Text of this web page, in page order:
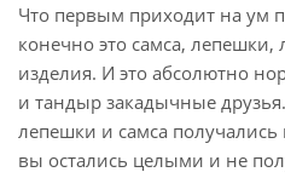
Что первым приходит на ум
конечно это самса,
изделия. И это абсолютно
и тандыр закадычные
лепешки и самса
вы остались целыми и не